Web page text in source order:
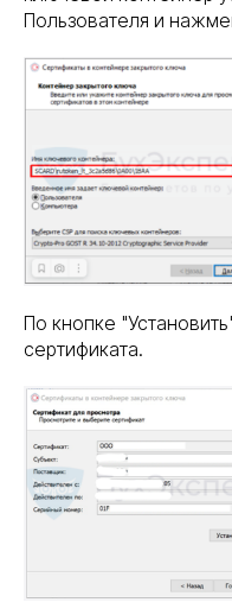
Пользователя и
По кнопке
сертификата.